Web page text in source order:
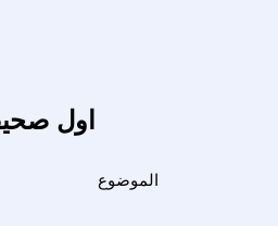
اول
الموضوع